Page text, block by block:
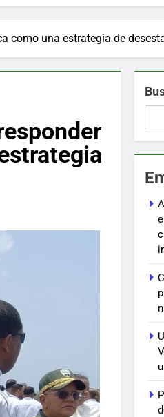
como una estrategia de